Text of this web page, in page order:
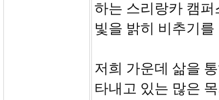
하는 스리랑카 캠
빛을 밝히 비추기
저희 가운데 삶을
타내고 있는 많은